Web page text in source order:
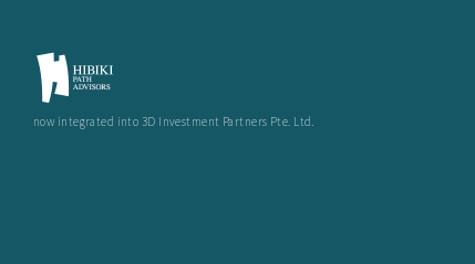
now integrated into 3D Investment Partners Pte. Ltd.